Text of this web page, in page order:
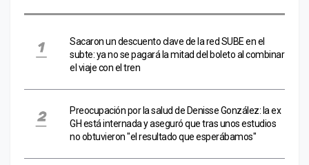
Sacaron un descuento clave de la red SUBE en el
subte: ya no se pagará la mitad del boleto al combinar
el viaje con el tren
Preocupación por la salud de Denisse González: la ex
GH está internada y aseguró que tras unos estudios
no obtuvieron "el resultado que esperábamos"